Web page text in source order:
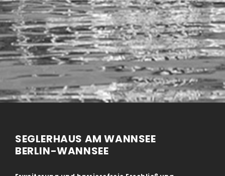
SEGLERHAUS AM WANNSEE
BER­LIN-WANNSEE